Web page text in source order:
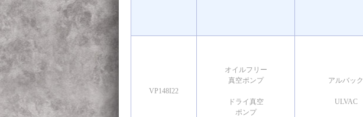
VP148I22
オイルフリー
真空ポンプ
ドライ真空
ポンプ
アルバック
ULVAC